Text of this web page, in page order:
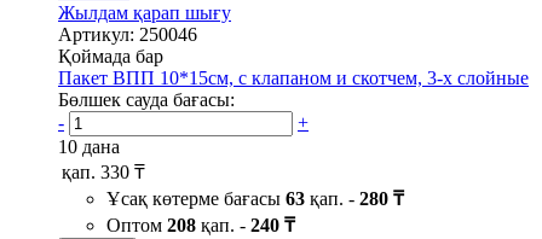
Жылдам қарап шығу
Артикул: 250046
Қоймада бар
Пакет ВПП 10*15см, с клапаном и скотчем, 3-х слойные
Бөлшек сауда бағасы:
-
+
10 дана
қап. 330 ₸
Ұсақ көтерме бағасы 63 қап. - 280 ₸
Оптом 208 қап. - 240 ₸